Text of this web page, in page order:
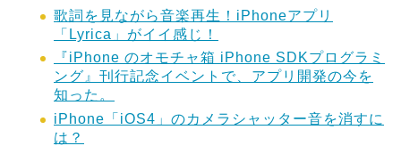
歌詞を見ながら音楽再生！iPhoneアプリ
「Lyrica」がイイ感じ！
『iPhone のオモチャ箱 iPhone SDKプログラミ
ング』刊行記念イベントで、アプリ開発の今を
知った。
iPhone「iOS4」のカメラシャッター音を消すに
は？